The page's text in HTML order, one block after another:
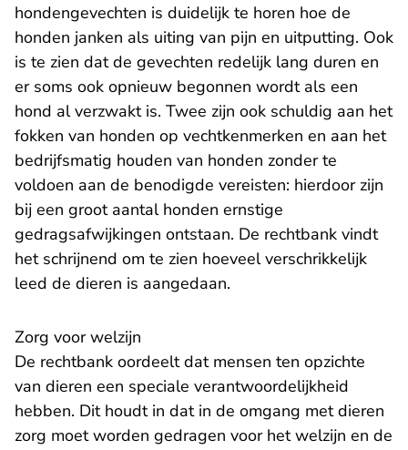
hondengevechten is duidelijk te horen hoe de
honden janken als uiting van pijn en uitputting. Ook
is te zien dat de gevechten redelijk lang duren en
er soms ook opnieuw begonnen wordt als een
hond al verzwakt is. Twee zijn ook schuldig aan het
fokken van honden op vechtkenmerken en aan het
bedrijfsmatig houden van honden zonder te
voldoen aan de benodigde vereisten: hierdoor zijn
bij een groot aantal honden ernstige
gedragsafwijkingen ontstaan. De rechtbank vindt
het schrijnend om te zien hoeveel verschrikkelijk
leed de dieren is aangedaan.
Zorg voor welzijn
De rechtbank oordeelt dat mensen ten opzichte
van dieren een speciale verantwoordelijkheid
hebben. Dit houdt in dat in de omgang met dieren
zorg moet worden gedragen voor het welzijn en de